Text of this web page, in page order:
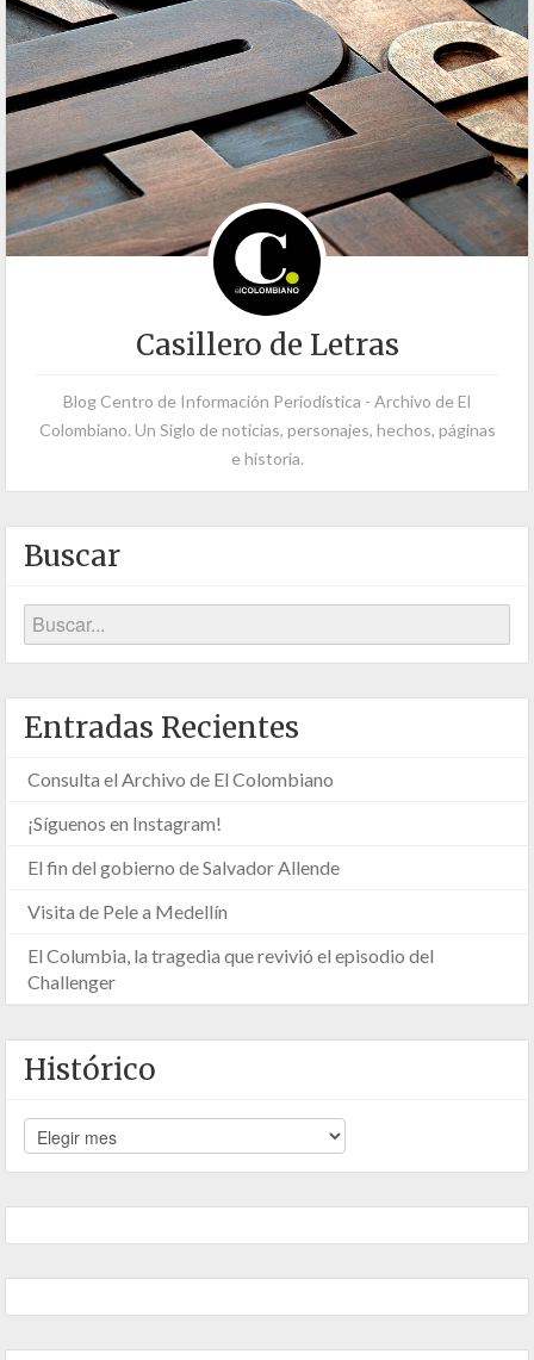
Casillero de Letras
Blog Centro de Información Periodística - Archivo de El
Colombiano. Un Siglo de noticias, personajes, hechos, páginas
e historia.
Buscar
Entradas Recientes
Consulta el Archivo de El Colombiano
¡Síguenos en Instagram!
El fin del gobierno de Salvador Allende
Visita de Pele a Medellín
El Columbia, la tragedia que revivió el episodio del
Challenger
Histórico